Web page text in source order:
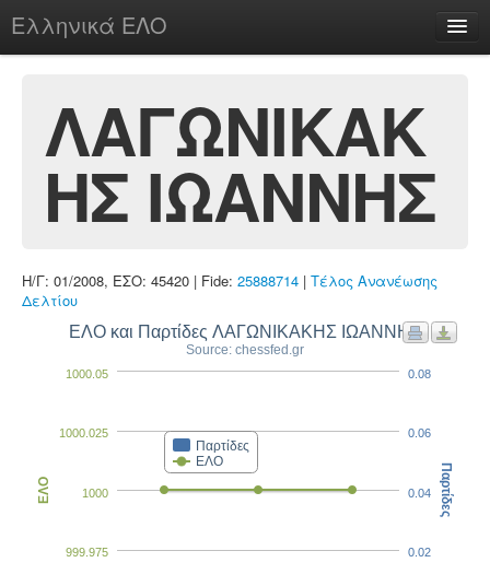
Ελληνικά ΕΛΟ
chesstu.be @ discord
Login
ΛΑΓΩΝΙΚΑΚ
ΗΣ ΙΩΑΝΝΗΣ
Η/Γ: 01/2008, ΕΣΟ: 45420 | Fide: 25888714 | Τέλος Ανανέωσης
Δελτίου
ΕΛΟ και Παρτίδες ΛΑΓΩΝΙΚΑΚΗΣ ΙΩΑΝΝΗΣ
Source: chessfed.gr
Παρτίδες
ΕΛΟ
999.975
1000
1000.025
1000.05
ΕΛΟ
0.02
0.04
0.06
0.08
Παρτίδες